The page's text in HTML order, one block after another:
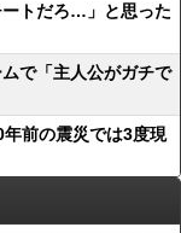
ートだろ…」と思った
で「主人公がガチで
前の震災では3度現